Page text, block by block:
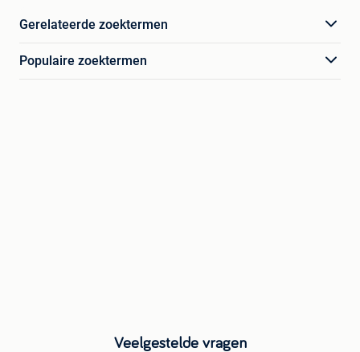
Gerelateerde zoektermen
Populaire zoektermen
Veelgestelde vragen